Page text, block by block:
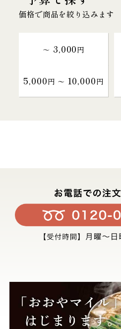
価格で商品を絞り込みます
～ 3,000円
5,000円 〜 10,000円